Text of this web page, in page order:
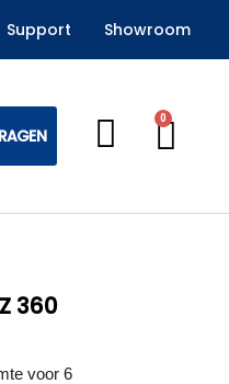
Support Showroom
0
360
voor 6